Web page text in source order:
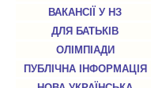
ВАКАНСІЇ У НЗ
ДЛЯ БАТЬКІВ
ОЛІМПІАДИ
ПУБЛІЧНА ІНФОРМАЦІЯ